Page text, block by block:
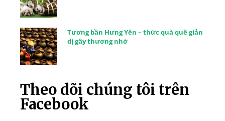
Tương bần Hưng Yên – thức quà quê giản
dị gây thương nhớ
Theo dõi chúng tôi trên
Facebook